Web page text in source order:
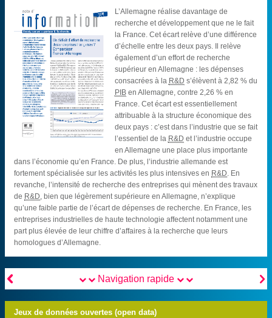
L’Allemagne réalise davantage de
recherche et développement que ne le fait
la France. Cet écart relève d’une différence
d’échelle entre les deux pays. Il relève
également d’un effort de recherche
supérieur en Allemagne : les dépenses
consacrées à la R&D s’élèvent à 2,82 % du
PIBen Allemagne, contre 2,26 % en
France. Cet écart est essentiellement
attribuable à la structure économique des
deux pays : c’est dans l’industrie que se fait
l’essentiel de la R&D et l’industrie occupe
en Allemagne une place plus importante
dans l’économie qu’en France. De plus, l’industrie allemande est
fortement spécialisée sur les activités les plus intensives en R&D . En
revanche, l’intensité de recherche des entreprises qui mènent des travaux
de R&D , bien que légèrement supérieure en Allemagne, n’explique
qu’une faible partie de l’écart de dépenses de recherche. En France, les
entreprises industrielles de haute technologie affectent notamment une
part plus élevée de leur chiffre d’affaires à la recherche que leurs
homologues d’Allemagne.
 
Navigation rapide
Jeux de données ouvertes (open data)